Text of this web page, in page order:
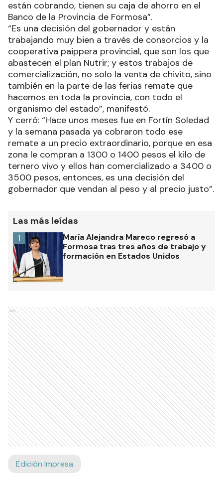
están cobrando, tienen su caja de ahorro en el
Banco de la Provincia de Formosa”.
“Es una decisión del gobernador y están
trabajando muy bien a través de consorcios y la
cooperativa paippera provincial, que son los que
abastecen el plan Nutrir; y estos trabajos de
comercialización, no solo la venta de chivito, sino
también en la parte de las ferias remate que
hacemos en toda la provincia, con todo el
organismo del estado”, manifestó.
Y cerró: “Hace unos meses fue en Fortín Soledad
y la semana pasada ya cobraron todo ese
remate a un precio extraordinario, porque en esa
zona le compran a 1300 o 1400 pesos el kilo de
ternero vivo y ellos han comercializado a 3400 o
3500 pesos, entonces, es una decisión del
gobernador que vendan al peso y al precio justo”.
Las más leídas
María Alejandra Mareco regresó a
Formosa tras tres años de trabajo y
formación en Estados Unidos
1
Ads
Edición Impresa